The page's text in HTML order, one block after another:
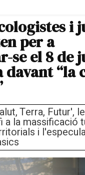
i
per a
se el 8 de
davant “la
Terra, Futur',
a la massificació
i